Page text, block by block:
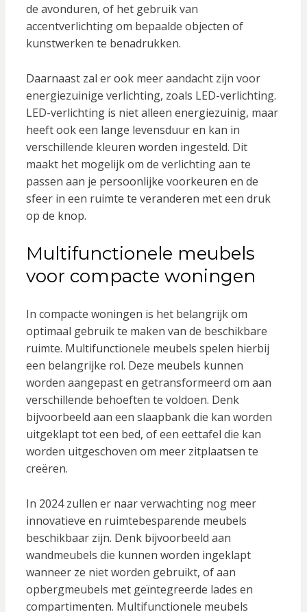
de avonduren, of het gebruik van
accentverlichting om bepaalde objecten of
kunstwerken te benadrukken.
Daarnaast zal er ook meer aandacht zijn voor
energiezuinige verlichting, zoals LED-verlichting.
LED-verlichting is niet alleen energiezuinig, maar
heeft ook een lange levensduur en kan in
verschillende kleuren worden ingesteld. Dit
maakt het mogelijk om de verlichting aan te
passen aan je persoonlijke voorkeuren en de
sfeer in een ruimte te veranderen met een druk
op de knop.
Multifunctionele meubels
voor compacte woningen
In compacte woningen is het belangrijk om
optimaal gebruik te maken van de beschikbare
ruimte. Multifunctionele meubels spelen hierbij
een belangrijke rol. Deze meubels kunnen
worden aangepast en getransformeerd om aan
verschillende behoeften te voldoen. Denk
bijvoorbeeld aan een slaapbank die kan worden
uitgeklapt tot een bed, of een eettafel die kan
worden uitgeschoven om meer zitplaatsen te
creëren.
In 2024 zullen er naar verwachting nog meer
innovatieve en ruimtebesparende meubels
beschikbaar zijn. Denk bijvoorbeeld aan
wandmeubels die kunnen worden ingeklapt
wanneer ze niet worden gebruikt, of aan
opbergmeubels met geïntegreerde lades en
compartimenten. Multifunctionele meubels